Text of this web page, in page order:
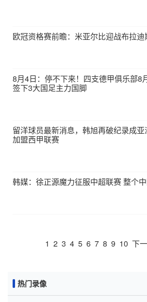
欧冠资格赛前瞻：米亚尔比迎战布拉迪
8月4日：停不下来！四支德甲俱乐部8
签下3大国足主力国脚
留洋球员最新消息，韩旭再破纪录成
加盟西甲联赛
韩媒：徐正源魔力征服中超联赛 整个
1 2 3 4 5 6 7 8 9 10 下
热门录像